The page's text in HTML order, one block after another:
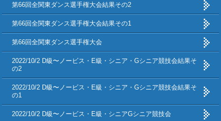
第66回全関東ダンス選手権大会結果その2
第66回全関東ダンス選手権大会結果その1
第66回全関東ダンス選手権大会
2022/10/2 D級〜ノービス・E級・シニア・Gシニア競技会結果そ
の2
2022/10/2 D級〜ノービス・E級・シニア・Gシニア競技会結果そ
の1
2022/10/2 D級〜ノービス・E級・シニアGシニア競技会